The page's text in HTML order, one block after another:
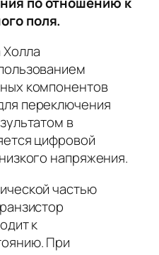
поля.
компонентов
переключения
в
цифровой
напряжения.
частью
к
При